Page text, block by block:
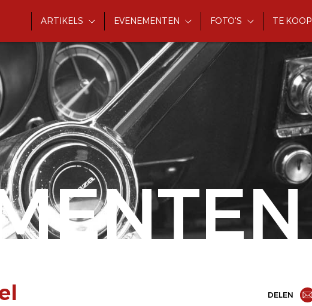
ARTIKELS EVENEMENTEN FOTO'S TE KOOP
DELEN